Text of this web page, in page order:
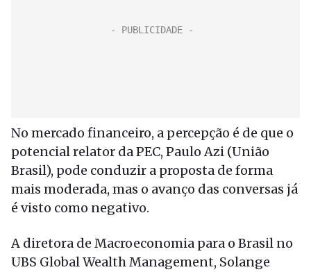
No mercado financeiro, a percepção é de que o
potencial relator da PEC, Paulo Azi (União
Brasil), pode conduzir a proposta de forma
mais moderada, mas o avanço das conversas já
é visto como negativo.
A diretora de Macroeconomia para o Brasil no
UBS Global Wealth Management, Solange